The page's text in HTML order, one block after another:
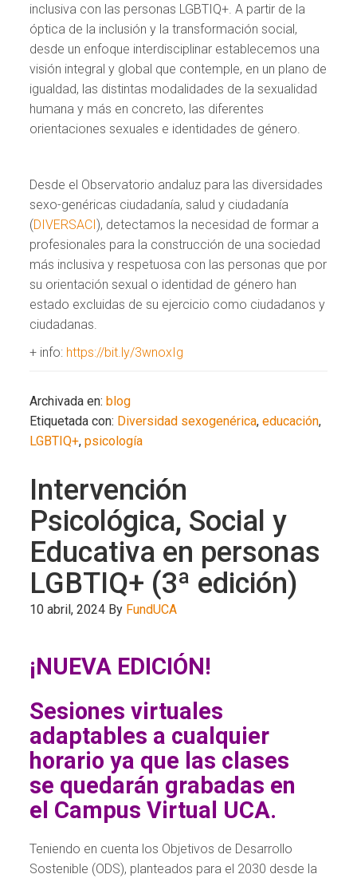
inclusiva con las personas LGBTIQ+. A partir de la
óptica de la inclusión y la transformación social,
desde un enfoque interdisciplinar establecemos una
visión integral y global que contemple, en un plano de
igualdad, las distintas modalidades de la sexualidad
humana y más en concreto, las diferentes
orientaciones sexuales e identidades de género.
Desde el Observatorio andaluz para las diversidades
sexo-genéricas ciudadanía, salud y ciudadanía
(DIVERSACI), detectamos la necesidad de formar a
profesionales para la construcción de una sociedad
más inclusiva y respetuosa con las personas que por
su orientación sexual o identidad de género han
estado excluidas de su ejercicio como ciudadanos y
ciudadanas.
+ info: https://bit.ly/3wnoxIg
Archivada en:blog
Etiquetada con: Diversidad sexogenérica,educación,
LGBTIQ+,psicología
Intervención
Psicológica, Social y
Educativa en personas
LGBTIQ+ (3ª edición)
10 abril, 2024 By FundUCA
¡NUEVA EDICIÓN!
Sesiones virtuales
adaptables a cualquier
horario ya que las clases
se quedarán grabadas en
el Campus Virtual UCA.
Teniendo en cuenta los Objetivos de Desarrollo
Sostenible (ODS), planteados para el 2030 desde la